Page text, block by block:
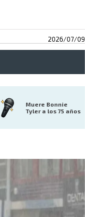
2026/07/09
Muere Bonnie
Tyler a los 75 años